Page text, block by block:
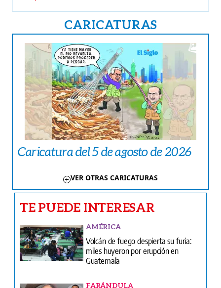
CARICATURAS
Caricatura del 5 de agosto de 2026
VER OTRAS CARICATURAS
TE PUEDE INTERESAR
AMÉRICA
Volcán de fuego despierta su furia:
miles huyeron por erupción en
Guatemala
FARÁNDULA